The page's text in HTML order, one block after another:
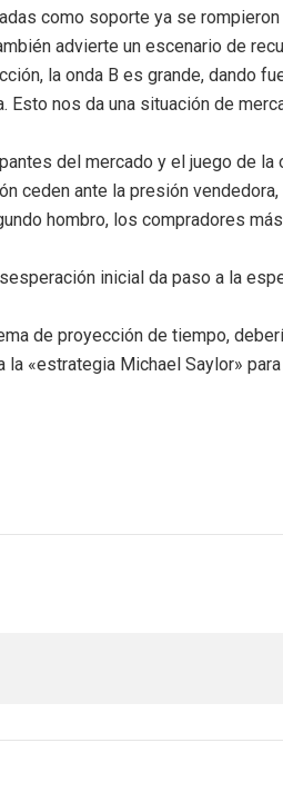
como soporte ya se
advierte un escenario de
la onda B es grande, dando
nos da una situación de
del mercado y el juego de
ceden ante la presión
hombro, los compradores
inicial da paso a la
de proyección de tiempo,
«estrategia Michael Saylor»